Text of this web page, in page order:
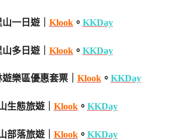
山一日遊｜ Klook。 KKDay
山多日遊｜ Klook。 KKDay
樂區優惠套票｜ Klook。 KKDay
生態旅遊｜ Klook。 KKDay
部落旅遊｜ Klook。 KKDay